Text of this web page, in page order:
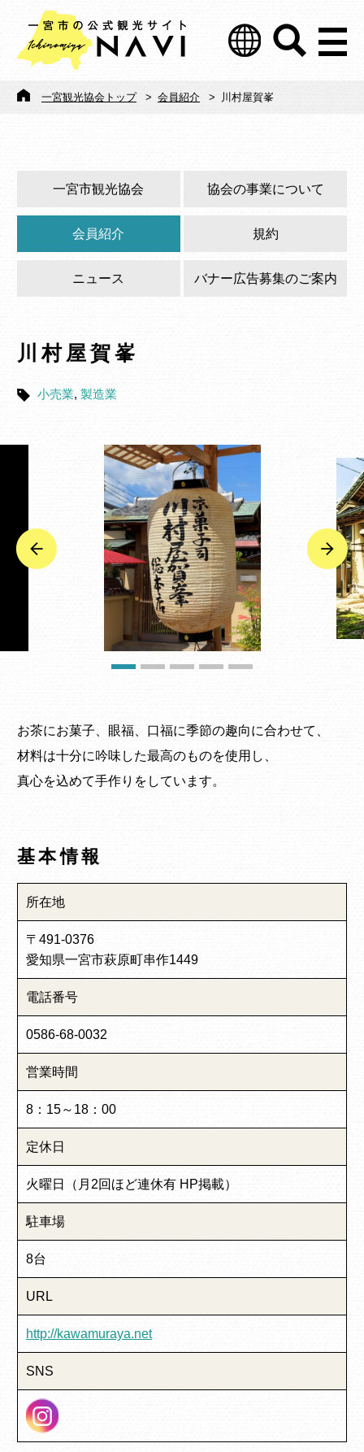
一宮観光協会トップ > 会員紹介 > 川村屋賀峯
一宮市観光協会 協会の事業について
会員紹介 規約
ニュース バナー広告募集のご案内
川村屋賀峯
小売業, 製造業
お茶にお菓子、眼福、口福に季節の趣向に合わせて、
材料は十分に吟味した最高のものを使用し、
真心を込めて手作りをしています。
基本情報
所在地
〒491-0376
愛知県一宮市萩原町串作1449
電話番号
0586-68-0032
営業時間
8：15～18：00
定休日
火曜日（月2回ほど連休有 HP掲載）
駐車場
8台
URL
http://kawamuraya.net
SNS